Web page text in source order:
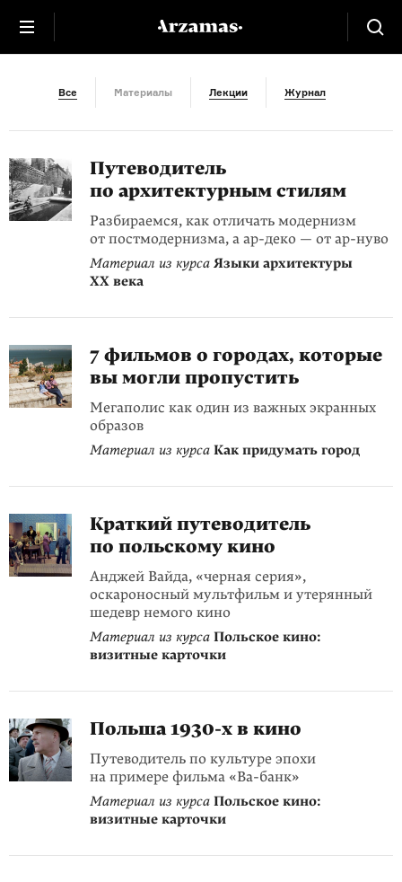
Путеводитель
Все Материалы Лекции Журнал
Путеводитель
по архитектурным стилям
Разбираемся, как отличать модернизм
от постмодернизма, а ар-деко — от ар-нуво
Материал из курса Языки архитектуры
XX века
7 фильмов о городах, которые
вы могли пропустить
Мегаполис как один из важных экранных
образов
Материал из курса Как придумать город
Краткий путеводитель
по польскому кино
Анджей Вайда, «черная серия»,
оскароносный мультфильм и утерянный
шедевр немого кино
Материал из курса Польское кино:
визитные карточки
Польша1930-х в кино
Путеводитель по культуре эпохи
на примере фильма «Ва-банк»
Материал из курса Польское кино:
визитные карточки